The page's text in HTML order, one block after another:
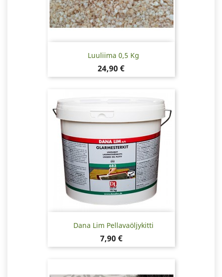
Luuliima 0,5 Kg
Hinta
24,90 €
Dana Lim Pellavaöljykitti
Hinta
7,90 €